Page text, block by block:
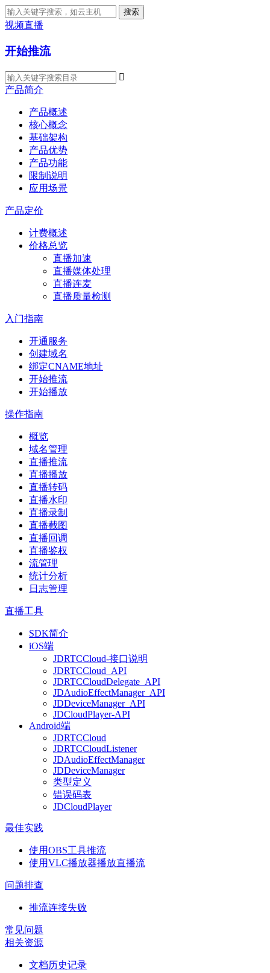
搜索
视频直播
开始推流

产品简介
产品概述
核心概念
基础架构
产品优势
产品功能
限制说明
应用场景
产品定价
计费概述
价格总览
直播加速
直播媒体处理
直播连麦
直播质量检测
入门指南
开通服务
创建域名
绑定CNAME地址
开始推流
开始播放
操作指南
概览
域名管理
直播推流
直播播放
直播转码
直播水印
直播录制
直播截图
直播回调
直播鉴权
流管理
统计分析
日志管理
直播工具
SDK简介
iOS端
JDRTCCloud-接口说明
JDRTCCloud_API
JDRTCCloudDelegate_API
JDAudioEffectManager_API
JDDeviceManager_API
JDCloudPlayer-API
Android端
JDRTCCloud
JDRTCCloudListener
JDAudioEffectManager
JDDeviceManager
类型定义
错误码表
JDCloudPlayer
最佳实践
使用OBS工具推流
使用VLC播放器播放直播流
问题排查
推流连接失败
常见问题
相关资源
文档历史记录